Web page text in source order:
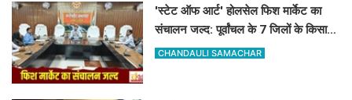
'स्टेट ऑफ आर्ट' होलसेल फिश मार्केट का
संचालन जल्द: पूर्वांचल के 7 जिलों के किसान
जुड़ेंगे चंदौली फिश मार्केट से
CHANDAULI SAMACHAR